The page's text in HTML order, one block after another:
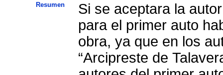
Resumen
Si se aceptara la
para el primer auto
obra, ya que en los
“Arcipreste de